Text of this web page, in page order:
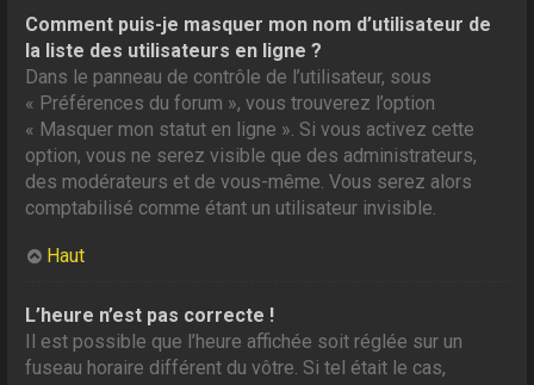
Comment puis-je masquer mon nom d’utilisateur de
la liste des utilisateurs en ligne ?
Dans le panneau de contrôle de l’utilisateur, sous
« Préférences du forum », vous trouverez l’option
« Masquer mon statut en ligne ». Si vous activez cette
option, vous ne serez visible que des administrateurs,
des modérateurs et de vous-même. Vous serez alors
comptabilisé comme étant un utilisateur invisible.
Haut
L’heure n’est pas correcte !
Il est possible que l’heure affichée soit réglée sur un
fuseau horaire différent du vôtre. Si tel était le cas,